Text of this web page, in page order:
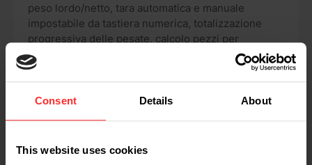
Consent Details About
This website uses cookies
peso lordo/netto, tara automatica e manuale
impostabile da tastiera numerica, totalizzazione
progressiva delle pesate, calcolo pezzi per
campionatura o peso singolo, indicazione d’errore
sul display
intercambiabili, stampante termale integrata,